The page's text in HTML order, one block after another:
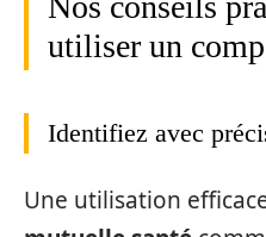
utiliser un
Identifiez avec
Une utilisation